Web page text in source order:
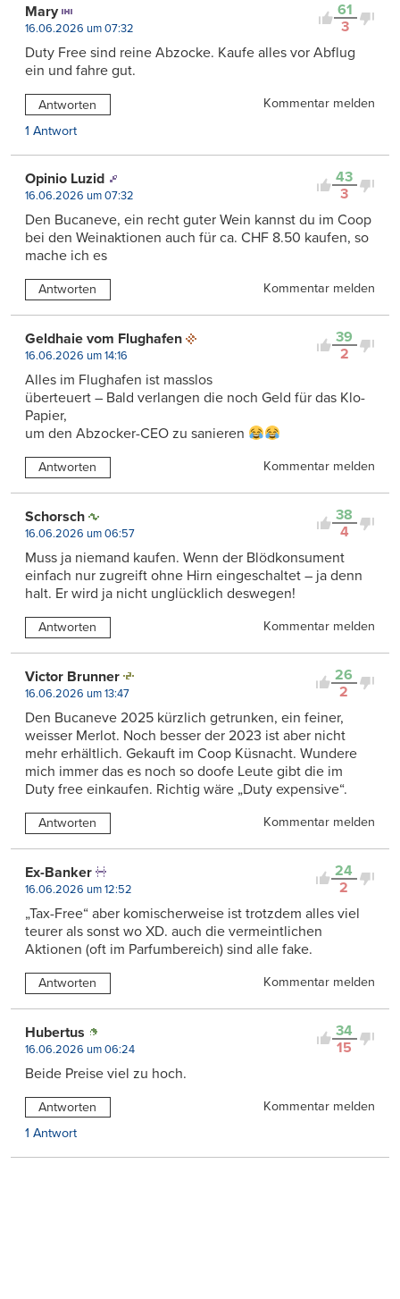
61
3
Mary
16.06.2026 um 07:32
Duty Free sind reine Abzocke. Kaufe alles vor Abflug
ein und fahre gut.
Antworten
Kommentar melden
1 Antwort
43
3
Opinio Luzid
16.06.2026 um 07:32
Den Bucaneve, ein recht guter Wein kannst du im Coop
bei den Weinaktionen auch für ca. CHF 8.50 kaufen, so
mache ich es
Antworten Kommentar melden
39
2
Geldhaie vom Flughafen
16.06.2026 um 14:16
Alles im Flughafen ist masslos
überteuert – Bald verlangen die noch Geld für das Klo-
Papier,
um den Abzocker-CEO zu sanieren
Antworten Kommentar melden
38
4
Schorsch
16.06.2026 um 06:57
Muss ja niemand kaufen. Wenn der Blödkonsument
einfach nur zugreift ohne Hirn eingeschaltet – ja denn
halt. Er wird ja nicht unglücklich deswegen!
Antworten Kommentar melden
26
2
Victor Brunner
16.06.2026 um 13:47
Den Bucaneve 2025 kürzlich getrunken, ein feiner,
weisser Merlot. Noch besser der 2023 ist aber nicht
mehr erhältlich. Gekauft im Coop Küsnacht. Wundere
mich immer das es noch so doofe Leute gibt die im
Duty free einkaufen. Richtig wäre „Duty expensive“.
Antworten Kommentar melden
24
2
Ex-Banker
16.06.2026 um 12:52
„Tax-Free“ aber komischerweise ist trotzdem alles viel
teurer als sonst wo XD. auch die vermeintlichen
Aktionen (oft im Parfumbereich) sind alle fake.
Antworten Kommentar melden
34
15
Hubertus
16.06.2026 um 06:24
Beide Preise viel zu hoch.
Antworten
Kommentar melden
1 Antwort